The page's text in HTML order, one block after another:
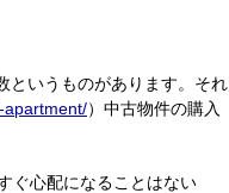
というものがあります。それ
apartment/）中古物件の購入
ぐ心配になることはない